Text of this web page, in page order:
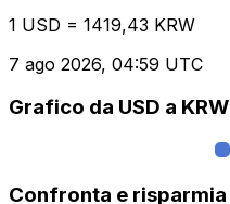
1 USD = 1419,43 KRW
7 ago 2026, 04:59 UTC
Grafico da USD a KRW
Confronta e risparmia